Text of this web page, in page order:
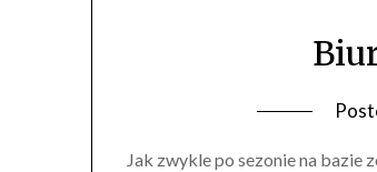
Jak zwykle po sezonie na bazie